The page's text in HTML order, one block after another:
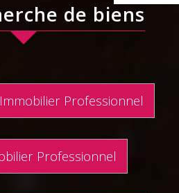
de biens
Professionnel
Professionnel